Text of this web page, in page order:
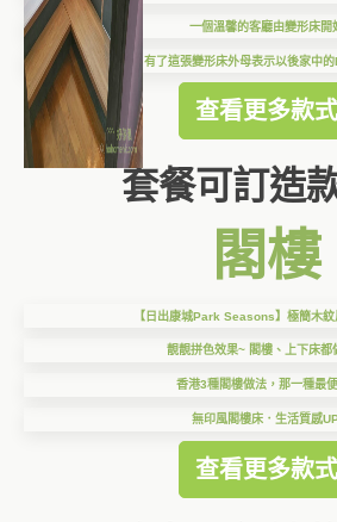
一個溫馨的客廳由變形床開
有了這張變形床外母表示以後家中
查看更多款式
套餐可訂造
閣樓
【日出康城Park Seasons】極簡木紋
靚靚拼色效果~ 閣樓、上下床都
香港3種閣樓做法，那一種最
無印風閣樓床．生活質感
查看更多款式